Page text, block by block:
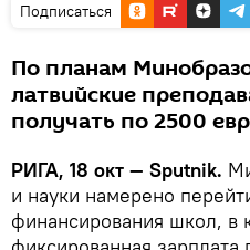
Подписаться
По планам
латвийские
получать по 2500
РИГА, 18 окт — Sputnik.
и науки намерено
финансирования школ, в